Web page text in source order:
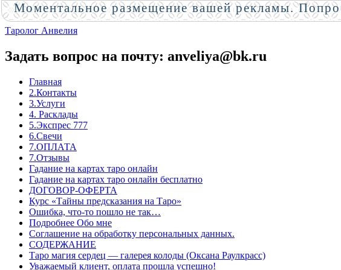
Таролог Анвелия
Задать вопрос на почту: anveliya@bk.ru
Главная
2.Контакты
3.Услуги
4. Расклады
5.Экспрес 777
6.Свечи
7.ОПЛАТА
7.Отзывы
Гадание на картах таро онлайн
Гадание на картах таро онлайн бесплатно
ДОГОВОР-ОФЕРТА
Курс «Тайны предсказания на Таро»
Ошибка, что-то пошло не так…
Подробнее Обо мне
Соглашение на обработку персональных данных.
СОДЕРЖАНИЕ
Таро магия сердец — галерея колоды (Оксана Раулкрасс)
Уважаемый клиент, оплата прошла успешно!
Моментальное размещение вашей рекламы.